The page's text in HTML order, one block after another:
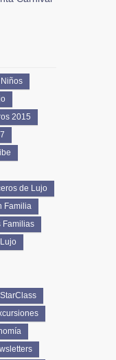
2015
de Lujo
Familia
Familias